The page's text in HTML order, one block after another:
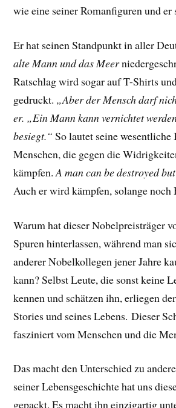
wie eine seiner Romanfiguren und er
Er hat seinen Standpunkt in aller
alte Mann und das Meer
Ratschlag wird sogar auf T-Shirts
gedruckt. „Aber der Mensch darf
er. „Ein Mann kann vernichtet
besiegt.“So lautet seine
Menschen, die gegen die
kämpfen. A man can be destroyed
Auch er wird kämpfen, solange noch
Warum hat dieser Nobelpreisträger
Spuren hinterlassen, während man
anderer Nobelkollegen jener Jahre
kann? Selbst Leute, die sonst keine
kennen und schätzen ihn, erliegen
Stories und seines Lebens. Dieser
fasziniert vom Menschen und die
Das macht den Unterschied zu
seiner Lebensgeschichte hat uns
gepackt. Es macht ihn einzigartig